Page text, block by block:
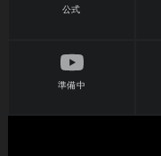
公式
準備中